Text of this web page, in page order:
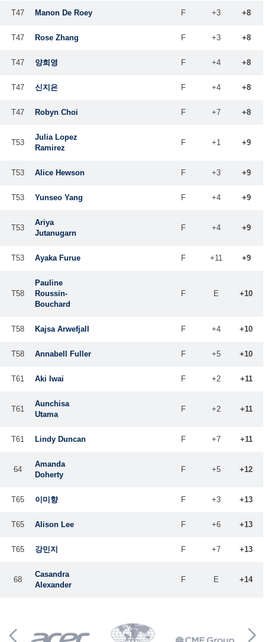
T47 Manon De Roey F +3 +8
T47 Rose Zhang F +3 +8
T47 양희영 F +4 +8
T47 신지은 F +4 +8
T47 Robyn Choi F +7 +8
T53
Julia Lopez
Ramirez
F +1 +9
T53 Alice Hewson F +3 +9
T53 Yunseo Yang F +4 +9
T53
Ariya
Jutanugarn
F +4 +9
T53 Ayaka Furue F +11 +9
T58
Pauline
Roussin-
Bouchard
F E +10
T58 Kajsa Arwefjall F +4 +10
T58 Annabell Fuller F +5 +10
T61 Aki Iwai F +2 +11
T61
Aunchisa
Utama
F +2 +11
T61 Lindy Duncan F +7 +11
64
Amanda
Doherty
F +5 +12
T65 이미향 F +3 +13
T65 Alison Lee F +6 +13
T65 강민지 F +7 +13
68
Casandra
Alexander
F E +14